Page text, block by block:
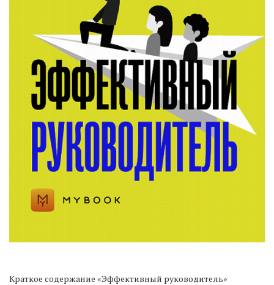
Краткое содержание «Эффективный руководитель»